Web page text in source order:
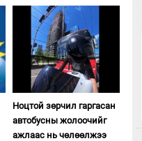
Ноцтой зөрчил гаргасан
автобусны жолоочийг
ажлаас нь чөлөөлжээ